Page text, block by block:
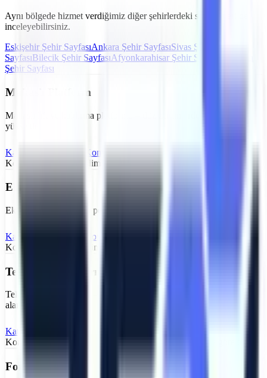
Aynı bölgede hizmet verdiğimiz diğer şehirlerdeki seçenekleri de
inceleyebilirsiniz.
Eskişehir Şehir SayfasıAnkara Şehir SayfasıSivas Şehir
SayfasıBilecik Şehir SayfasıAfyonkarahisar Şehir Sayfası
Şehir Sayfası
Makaslı Platform
Makaslı lift ve kaldırma platformu – düz zeminlerde ideal personel
yükseltici
Kategoriyi İncele Konya
Konya
bölgesi için teslimat:
Eklemli Platform
Eklemli vinç ve bomlu personel yükseltici – engelleri aşarak erişim
Kategoriyi İncele Konya
Konya
bölgesi için teslimat:
Teleskopik Platform
Teleskopik bomlu vinç – yüksek erişim, uzun bom, geniş çalışma
alanı
Kategoriyi İncele
Konya
Forklift